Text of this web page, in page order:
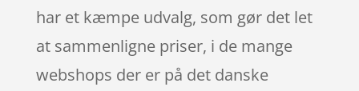
har et kæmpe udvalg, som gør det let
at sammenligne priser, i de mange
webshops der er på det danske